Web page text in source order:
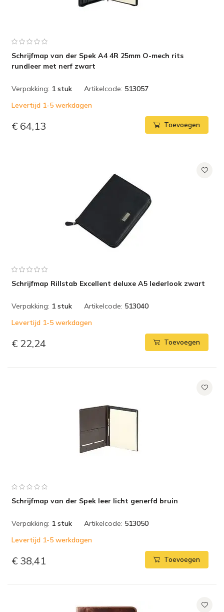
Schrijfmap van der Spek A4 4R 25mm O-mech rits
rundleer met nerf zwart
Verpakking: 1 stuk Artikelcode: 513057
Levertijd 1-5 werkdagen
€ 64,13 Toevoegen
Schrijfmap Rillstab Excellent deluxe A5 lederlook zwart
Verpakking: 1 stuk Artikelcode: 513040
Levertijd 1-5 werkdagen
€ 22,24 Toevoegen
Schrijfmap van der Spek leer licht generfd bruin
Verpakking: 1 stuk Artikelcode: 513050
Levertijd 1-5 werkdagen
€ 38,41 Toevoegen